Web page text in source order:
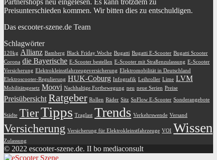
Partnershops neu eingelesen. Es kann trotzdem zu
Preisunterschieden kommen. Wir bitten dies zu entschuldigen.
Das escooter-szene.de Team
Schlagwörter
120kg Allianz Bamberg Black Friday Woche Bugatti Bugatti E-Scooter Bugatti Scooter
Corona die Bayerische E-Scooter bestellen E-Scooter mit Straßenzulassung E-Scooter
Versicherung Elektrokleinstfahrzeugeversicherung Elektromobilität in Deutschland
Elektroscooter-Regulierung HUK-Coburg Infografik Leihroller Lime LVM
Mobilitätsgesetz Moovi Nachhaltige Fortbewegung neu neue Serien Preise
Preisübersicht Ratgeber Rollen Räder Sitz SoFlow E-Scooter Sonderangebote
Städte TierTipps Traglast Trends Verkehrswende Versand
Versicherung Versicherung für Elektrokleinstfahrzeuge VOI Wissen
Zulassung
© 2022 escooter-szene.de. II bo mediaconsult